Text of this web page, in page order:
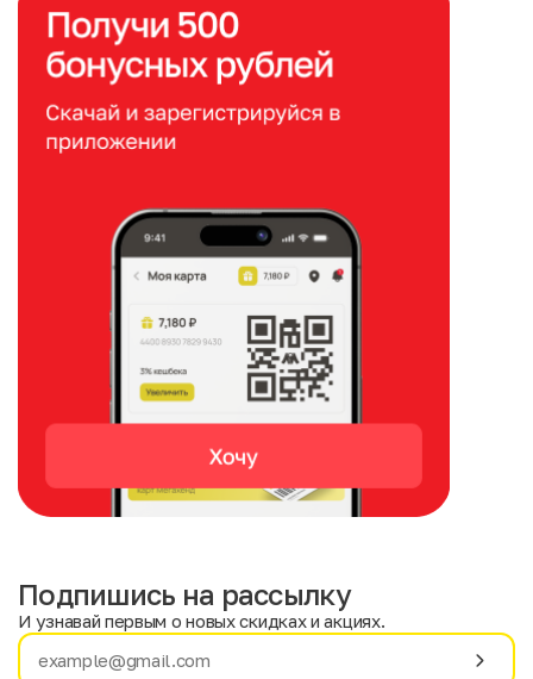
Имя
Подпишись на рассылку
И узнавай первым о новых скидках и акциях.